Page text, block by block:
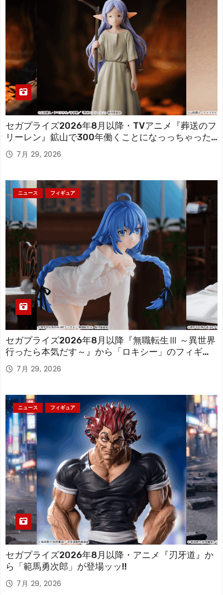
セガプライズ2026年8月以降・TVアニメ『葬送のフ
リーレン』鉱山で300年働くことになっっちゃった
「フリーレン」を立体化！
7月 29, 2026
ニュース フィギュア
セガプライズ2026年8月以降『無職転生Ⅲ ～異世界
行ったら本気だす～』から「ロキシー」のフィギュ
アが登場！
7月 29, 2026
ニュース フィギュア
セガプライズ2026年8月以降・アニメ『刃牙道』か
ら「範馬勇次郎」が登場ッッ!!
7月 29, 2026